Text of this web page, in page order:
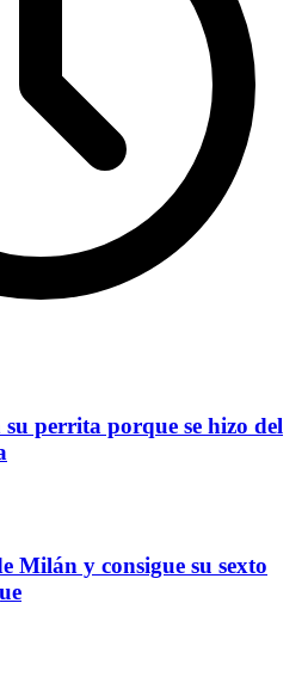
perrita porque se hizo del
Milán y consigue su sexto